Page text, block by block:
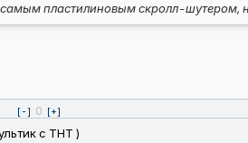
пластилиновым скролл-шутером,
[-] 0 [+]
с ТНТ )